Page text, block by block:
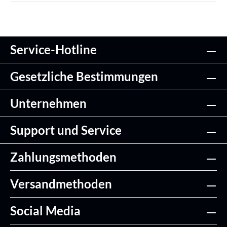
Service-Hotline
Gesetzliche Bestimmungen
Unternehmen
Support und Service
Zahlungsmethoden
Versandmethoden
Social Media